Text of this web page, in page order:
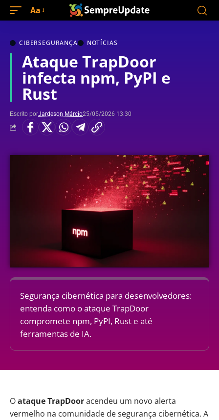
Aa
CIBERSEGURANÇA NOTÍCIAS
Ataque TrapDoor
infecta npm, PyPI e
Rust
Escrito porJardeson Márcio25/05/2026 13:30
Segurança cibernética para desenvolvedores:
entenda como o ataque TrapDoor
compromete npm, PyPI, Rust e até
ferramentas de IA.
Oataque TrapDooracendeu um novo alerta
vermelho na comunidade de segurança cibernética. A